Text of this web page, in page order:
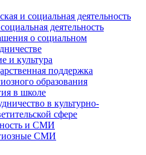
и социальная деятельность
деятельность
о социальном
и культура
поддержка
образования
в школе
в культурно-
сфере
и СМИ
СМИ